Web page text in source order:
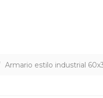
Armario estilo industrial